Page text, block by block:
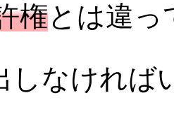
権とは違っ
しなければ